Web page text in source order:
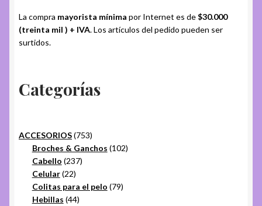
La compra mayorista mínima por Internet es de$30.000
(treinta mil ) + IVA. Los artículos del pedido pueden ser
surtidos.
Categorías
ACCESORIOS 753753
productos
Broches & Ganchos 102102
Cabello 237237
Celular 2222
productos
Colitas para el pelo 7979
Hebillas 4444